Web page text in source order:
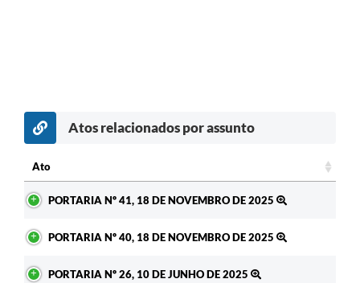
Atos relacionados por assunto
Ato
PORTARIA Nº 41, 18 DE NOVEMBRO DE 2025
PORTARIA Nº 40, 18 DE NOVEMBRO DE 2025
PORTARIA Nº 26, 10 DE JUNHO DE 2025